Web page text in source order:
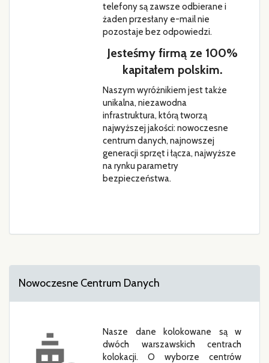
telefony są zawsze odbierane i
żaden przesłany e-mail nie
pozostaje bez odpowiedzi.
Jesteśmy firmą ze 100%
kapitałem polskim.
Naszym wyróżnikiem jest także
unikalna, niezawodna
infrastruktura, którą tworzą
najwyższej jakości: nowoczesne
centrum danych, najnowszej
generacji sprzęt i łącza, najwyższe
na rynku parametry
bezpieczeństwa.
Nowoczesne Centrum Danych
Nasze dane kolokowane są w
dwóch warszawskich centrach
kolokacji. O wyborze centrów